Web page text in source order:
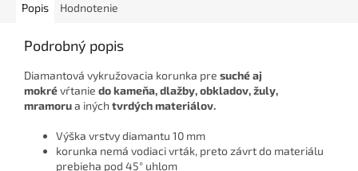
Popis Hodnotenie
Podrobný popis
Diamantová vykružovacia korunka pre suché aj
mokrévŕtanie do kameňa, dlažby, obkladov, žuly,
mramorua iných tvrdých materiálov.
Výška vrstvy diamantu 10 mm
korunka nemá vodiaci vrták, preto závrt do materiálu
prebieha pod 45° uhlom